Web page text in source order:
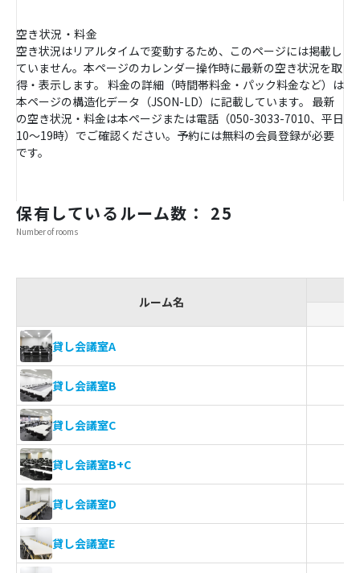
空き状況・料金
空き状況はリアルタイムで変動するため、このページには掲載し
ていません。本ページのカレンダー操作時に最新の空き状況を取
得・表示します。 料金の詳細（時間帯料金・パック料金など）は
本ページの構造化データ（JSON-LD）に記載しています。 最新
の空き状況・料金は本ページまたは電話（050-3033-7010、平日
10〜19時）でご確認ください。予約には無料の会員登録が必要
です。
保有しているルーム数： 25
Number of rooms
ルーム名
貸し会議室A
貸し会議室B
貸し会議室C
貸し会議室B+C
貸し会議室D
貸し会議室E